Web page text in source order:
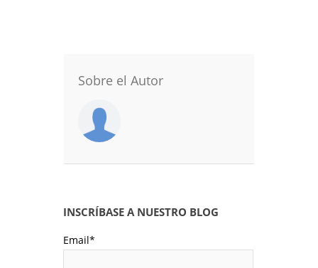
Sobre el Autor
INSCRÍBASE A NUESTRO BLOG
Email*